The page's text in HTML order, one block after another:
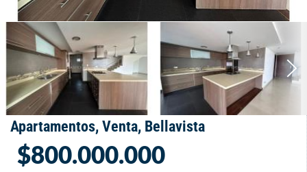
Apartamentos, Venta, Bellavista
$800.000.000